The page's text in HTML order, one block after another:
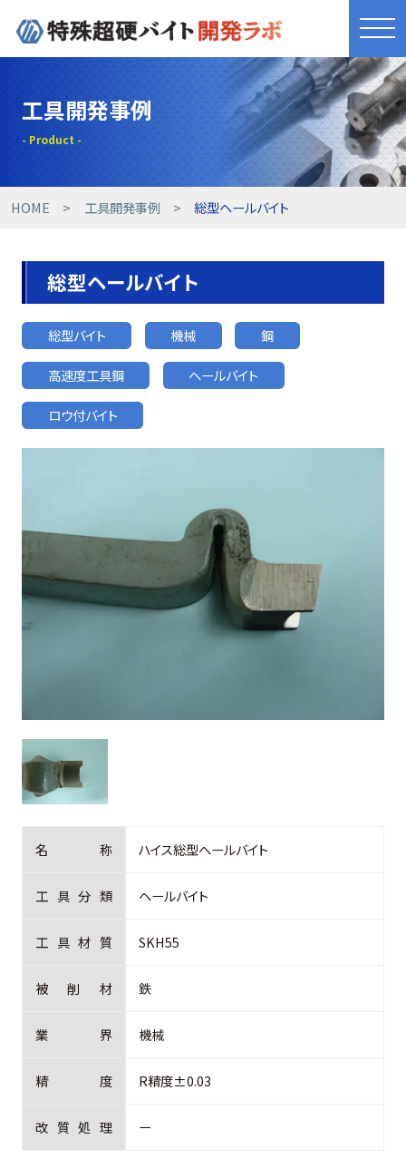
きれものづくり
商品・サービス
工具開発事例
技術コラム
設備紹介
お客様の声
0274-62-1744
（平日：9:00 ~ 17:00)
工具開発事例
HOME 工具開発事例 総型ヘールバイト
総型ヘールバイト
総型バイト 機械 鋼
高速度工具鋼 ヘールバイト
ロウ付バイト
名 称 ハイス総型ヘールバイト
工 具 分 類 ヘールバイト
工 具 材 質 SKH55
被 削 材 鉄
業 界 機械
精 度 R精度±0.03
改 質 処 理 ー